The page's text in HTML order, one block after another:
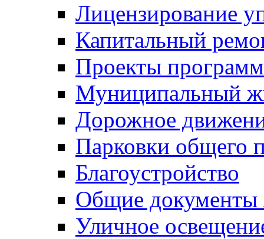
Лицензирование
Капитальный
Проекты программ
Муниципальный
Дорожное
Парковки общего
Благоустройство
Общие
Уличное